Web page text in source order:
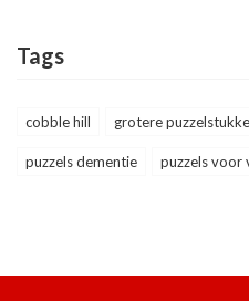
Tags
cobble hill grotere
puzzels dementie puzzels voor